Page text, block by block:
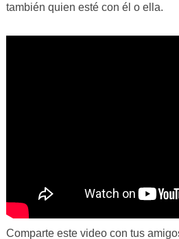
también quien esté con él o ella.
Comparte este video con tus